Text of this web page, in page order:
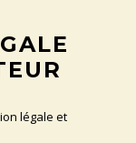
légale et